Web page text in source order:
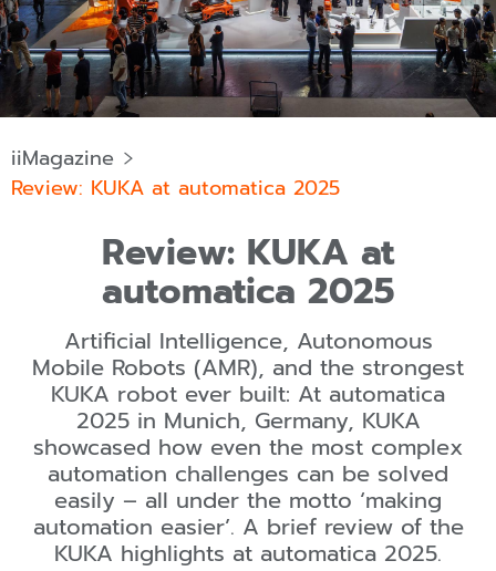
iiMagazine
Review: KUKA at automatica 2025
Review: KUKA at
automatica 2025
Artificial Intelligence, Autonomous
Mobile Robots (AMR), and the strongest
KUKA robot ever built: At automatica
2025 in Munich, Germany, KUKA
showcased how even the most complex
automation challenges can be solved
easily – all under the motto ‘making
automation easier’. A brief review of the
KUKA highlights at automatica 2025.